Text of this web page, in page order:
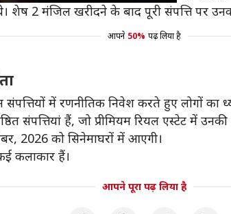
मंजिल खरीदने के बाद पूरी संपत्ति पर उनका
आपने 50% पढ़ लिया है
में रणनीतिक निवेश करते हुए लोगों का
संपत्तियां हैं, जो प्रीमियम रियल एस्टेट में उनकी
2026 को सिनेमाघरों में आएगी।
कलाकार हैं।
आपने पूरा पढ़ लिया है